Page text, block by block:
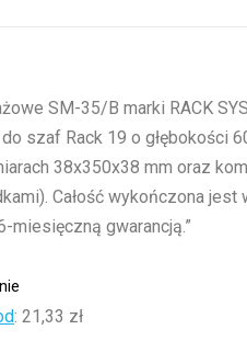
SM-35/B marki RACK
szaf Rack 19 o głębokości
38x350x38 mm oraz
Całość wykończona
miesięczną gwarancją.”
: 21,33 zł